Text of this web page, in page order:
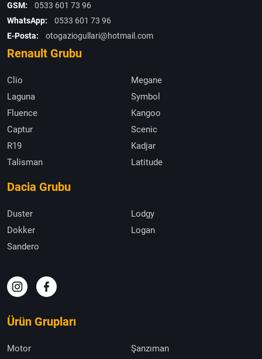
GSM:
0533 601 73 96
WhatsApp:
0533 601 73 96
E-Posta:
otogaziogullari@hotmail.com
Renault Grubu
Clio
Megane
Laguna
Symbol
Fluence
Kangoo
Captur
Scenic
R19
Kadjar
Talisman
Latitude
Dacia Grubu
Duster
Lodgy
Dokker
Logan
Sandero
Ürün Grupları
Motor
Şanzıman